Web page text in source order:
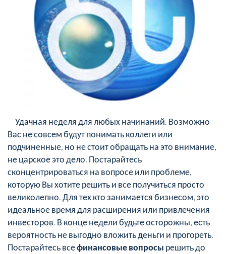
Удачная неделя для любых начинаний. Возможно
Вас не совсем будут понимать коллеги или
подчиненные, но не стоит обращать на это внимание,
не царское это дело. Постарайтесь
сконцентрироваться на вопросе или проблеме,
которую Вы хотите решить и все получиться просто
великолепно. Для тех кто занимается бизнесом, это
идеальное время для расширения или привлечения
инвесторов. В конце недели будьте осторожны,есть
вероятностьне выгодно вложить деньги и прогореть.
Постарайтесь всефинансовые вопросы решить до